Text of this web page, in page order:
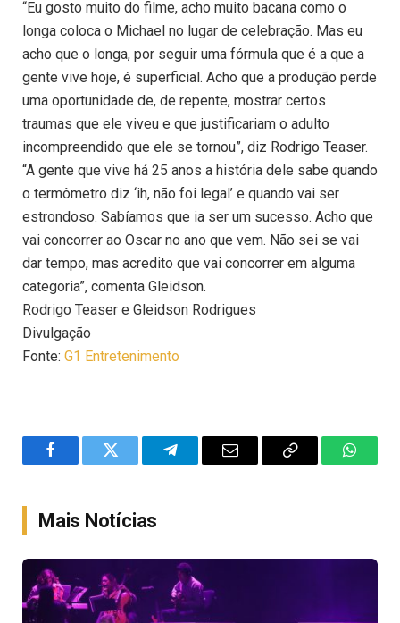
“Eu gosto muito do filme, acho muito bacana como o
longa coloca o Michael no lugar de celebração. Mas eu
acho que o longa, por seguir uma fórmula que é a que a
gente vive hoje, é superficial. Acho que a produção perde
uma oportunidade de, de repente, mostrar certos
traumas que ele viveu e que justificariam o adulto
incompreendido que ele se tornou”, diz Rodrigo Teaser.
“A gente que vive há 25 anos a história dele sabe quando
o termômetro diz ‘ih, não foi legal’ e quando vai ser
estrondoso. Sabíamos que ia ser um sucesso. Acho que
vai concorrer ao Oscar no ano que vem. Não sei se vai
dar tempo, mas acredito que vai concorrer em alguma
categoria”, comenta Gleidson.
Rodrigo Teaser e Gleidson Rodrigues
Divulgação
Fonte: G1 Entretenimento
FacebookTwitter TelegramEmail
Copy
Mais Notícias